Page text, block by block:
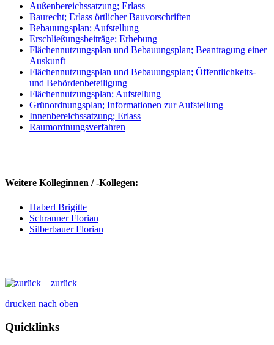
Außenbereichssatzung; Erlass
Baurecht; Erlass örtlicher Bauvorschriften
Bebauungsplan; Aufstellung
Erschließungsbeiträge; Erhebung
Flächennutzungsplan und Bebauungsplan; Beantragung einer
Auskunft
Flächennutzungsplan und Bebauungsplan; Öffentlichkeits-
und Behördenbeteiligung
Flächennutzungsplan; Aufstellung
Grünordnungsplan; Informationen zur Aufstellung
Innenbereichssatzung; Erlass
Raumordnungsverfahren
Weitere Kolleginnen / -Kollegen:
Haberl Brigitte
Schranner Florian
Silberbauer Florian
zurück
drucken nach oben
Quicklinks